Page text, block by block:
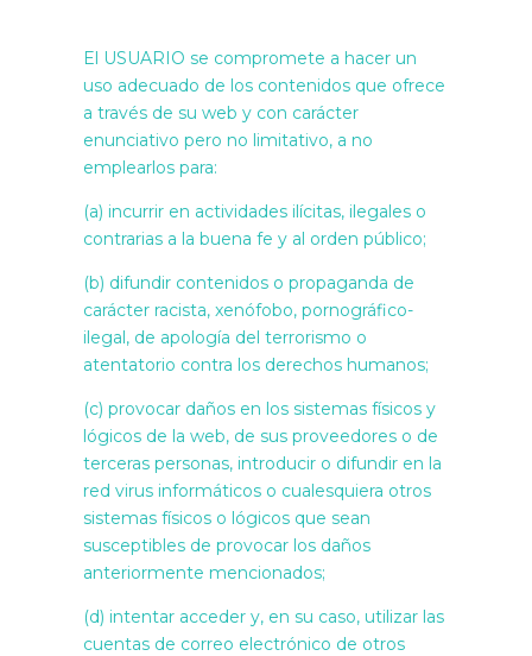
El USUARIO se compromete a hacer un
uso adecuado de los contenidos que ofrece
a través de su web y con carácter
enunciativo pero no limitativo, a no
emplearlos para:
(a) incurrir en actividades ilícitas, ilegales o
contrarias a la buena fe y al orden público;
(b) difundir contenidos o propaganda de
carácter racista, xenófobo, pornográfico-
ilegal, de apología del terrorismo o
atentatorio contra los derechos humanos;
(c) provocar daños en los sistemas físicos y
lógicos de la web, de sus proveedores o de
terceras personas, introducir o difundir en la
red virus informáticos o cualesquiera otros
sistemas físicos o lógicos que sean
susceptibles de provocar los daños
anteriormente mencionados;
(d) intentar acceder y, en su caso, utilizar las
cuentas de correo electrónico de otros